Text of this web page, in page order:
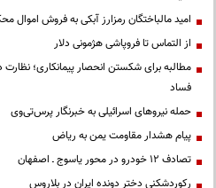
امید مالباختگان رمزارز آبکی به فروش اموال
از التماس تا فروپاشی هژمونی دلار
مطالبه برای شکستن انحصار پیمانکاری؛ نظارت
فساد
حمله نیروهای اسرائیلی به خبرنگار پرس‌تی‌وی
پیام هشدار مقاومت یمن به ریاض
تصادف ۱۲ خودرو در محور یاسوج ـ اصفهان
رکوردشکنی دختر دونده ایران در بلاروس